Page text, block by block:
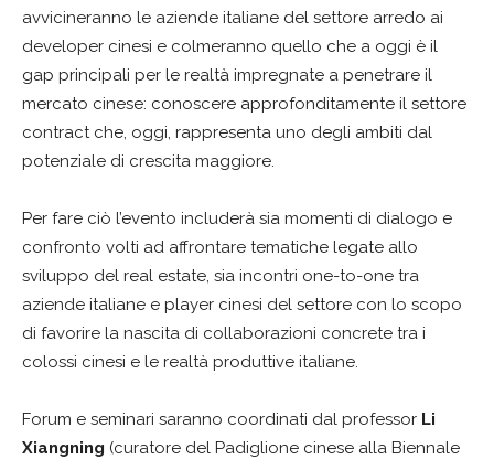
avvicineranno le aziende italiane del settore arredo ai
developer cinesi e colmeranno quello che a oggi è il
gap principali per le realtà impregnate a penetrare il
mercato cinese: conoscere approfonditamente il settore
contract che, oggi, rappresenta uno degli ambiti dal
potenziale di crescita maggiore.
Per fare ciò l’evento includerà sia momenti di dialogo e
confronto volti ad affrontare tematiche legate allo
sviluppo del real estate, sia incontri one-to-one tra
aziende italiane e player cinesi del settore con lo scopo
di favorire la nascita di collaborazioni concrete tra i
colossi cinesi e le realtà produttive italiane.
Forum e seminari saranno coordinati dal professor Li
Xiangning (curatore del Padiglione cinese alla Biennale